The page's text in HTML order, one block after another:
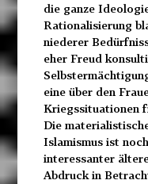
die ganze
Rationalisierung
niederer
eher Freud
eine über den
Kriegssituationen
Die
Islamismus ist
interessanter
Abdruck in